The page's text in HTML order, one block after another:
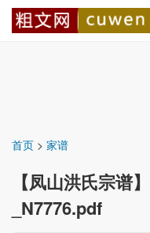
首页 > 家谱
【凤山洪氏宗谱
_N7776.pdf